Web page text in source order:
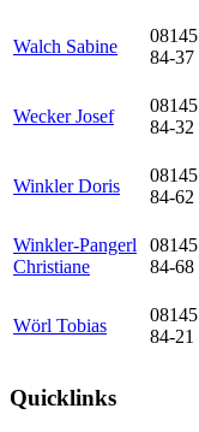
Walch Sabine
08145
84-37
Wecker Josef
08145
84-32
Winkler Doris
08145
84-62
Winkler-Pangerl
Christiane
08145
84-68
Wörl Tobias
08145
84-21
Quicklinks